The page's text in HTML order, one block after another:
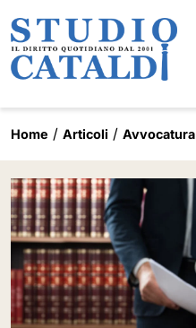
Home Articoli Avvocatura